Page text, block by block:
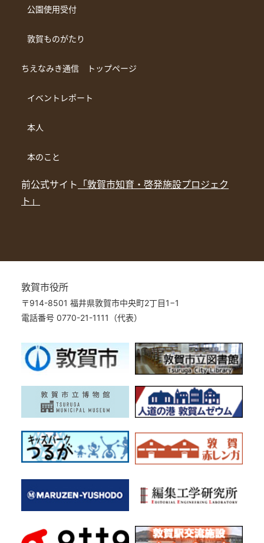
公園使用受付
敦賀ものがたり
ちえなみき通信 トップページ
イベントレポート
本人
本のこと
前公式サイト 「敦賀市知育・啓発施設プロジェク
ト」
敦賀市役所
〒914-8501 福井県敦賀市中央町2丁目1−1
電話番号 0770-21-1111（代表）